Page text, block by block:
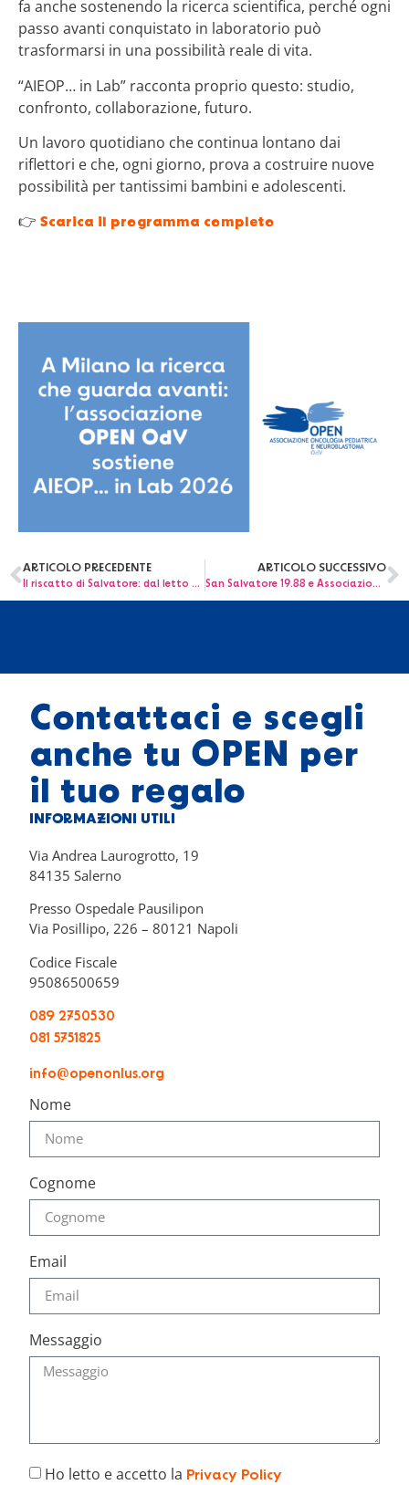
fa anche sostenendo la ricerca scientifica, perché ogni
passo avanti conquistato in laboratorio può
trasformarsi in una possibilità reale di vita.
“AIEOP… in Lab” racconta proprio questo: studio,
confronto, collaborazione, futuro.
Un lavoro quotidiano che continua lontano dai
riflettori e che, ogni giorno, prova a costruire nuove
possibilità per tantissimi bambini e adolescenti.
👉 Scarica il programma completo
ARTICOLO PRECEDENTE
Il riscatto di Salvatore: dal letto d’ospedale alla Ferrari accesa al Mugello
ARTICOLO SUCCESSIVO
San Salvatore 19.88 e Associazione OPEN OdV: 1000 bottiglie solidali per la ricerca oncologica pediatrica
Contattaci e scegli
anche tu OPEN per
il tuo regalo
INFORMAZIONI UTILI
Via Andrea Laurogrotto, 19
84135 Salerno
Presso Ospedale Pausilipon
Via Posillipo, 226 – 80121 Napoli
Codice Fiscale
95086500659
089 2750530
081 5751825
info@openonlus.org
Nome
Cognome
Email
Messaggio
Ho letto e accetto la Privacy Policy